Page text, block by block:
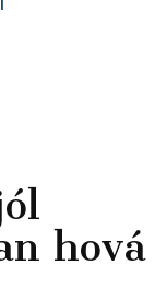
hová